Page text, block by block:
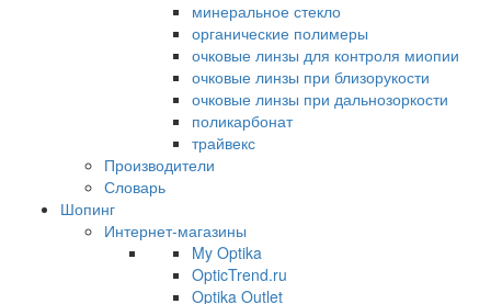
минеральное стекло
органические полимеры
очковые линзы для контроля миопии
очковые линзы при близорукости
очковые линзы при дальнозоркости
поликарбонат
трайвекс
Производители
Словарь
Шопинг
Интернет-магазины
My Optika
OpticTrend.ru
Optika Outlet